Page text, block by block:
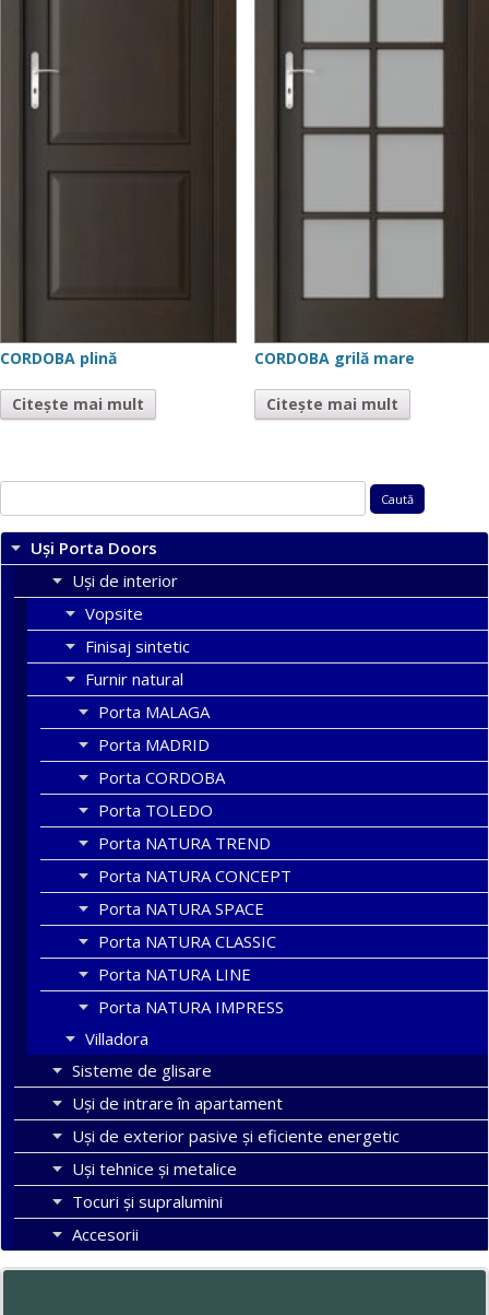
CORDOBA plină
Citește mai mult
CORDOBA grilă mare
Citește mai mult
după:
Uși Porta Doors
Uși de interior
Vopsite
Finisaj sintetic
Furnir natural
Porta MALAGA
Porta MADRID
Porta CORDOBA
Porta TOLEDO
Porta NATURA TREND
Porta NATURA CONCEPT
Porta NATURA SPACE
Porta NATURA CLASSIC
Porta NATURA LINE
Porta NATURA IMPRESS
Villadora
Sisteme de glisare
Uși de intrare în apartament
Uşi de exterior pasive şi eficiente energetic
Uși tehnice și metalice
Tocuri şi supralumini
Accesorii